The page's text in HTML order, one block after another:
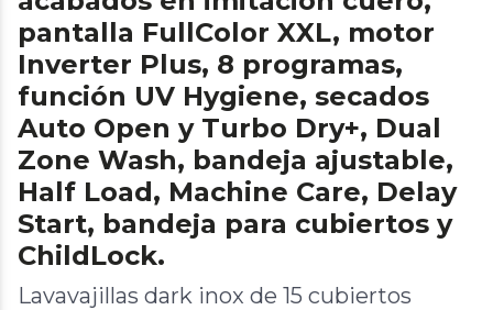
pantalla FullColor XXL, motor
Inverter Plus, 8 programas,
función UV Hygiene, secados
Auto Open y Turbo Dry+, Dual
Zone Wash, bandeja ajustable,
Half Load, Machine Care, Delay
Start, bandeja para cubiertos y
ChildLock.
Lavavajillas dark inox de 15 cubiertos